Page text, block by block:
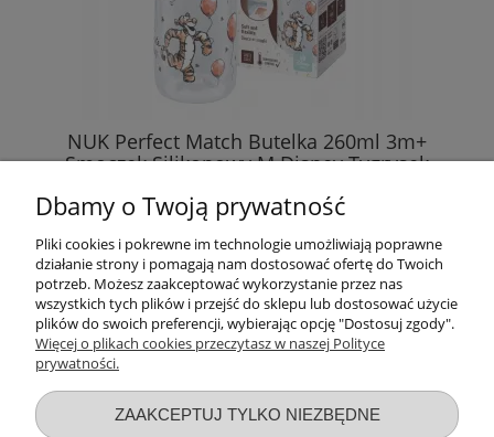
NUK Perfect Match Butelka 260ml 3m+
Smoczek Silikonowy M Disney Tygrysek
56,89 zł
DO KOSZYKA
Dbamy o Twoją prywatność
Pliki cookies i pokrewne im technologie umożliwiają poprawne
działanie strony i pomagają nam dostosować ofertę do Twoich
potrzeb. Możesz zaakceptować wykorzystanie przez nas
wszystkich tych plików i przejść do sklepu lub dostosować użycie
plików do swoich preferencji, wybierając opcję "Dostosuj zgody".
Więcej o plikach cookies przeczytasz w naszej Polityce
prywatności.
ZAAKCEPTUJ TYLKO NIEZBĘDNE